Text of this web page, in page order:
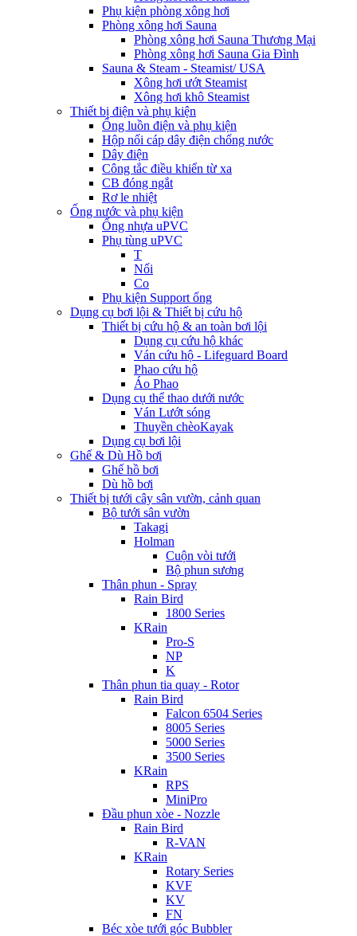
Phụ kiện phòng xông hơi
Phòng xông hơi Sauna
Phòng xông hơi Sauna Thương Mại
Phòng xông hơi Sauna Gia Đình
Sauna & Steam - Steamist/ USA
Xông hơi ướt Steamist
Xông hơi khô Steamist
Thiết bị điện và phụ kiện
Ống luồn điện và phụ kiện
Hộp nối cáp dây điện chống nước
Dây điện
Công tắc điều khiển từ xa
CB đóng ngắt
Rơ le nhiệt
Ống nước và phụ kiện
Ống nhựa uPVC
Phụ tùng uPVC
T
Nối
Co
Phụ kiện Support ống
Dụng cụ bơi lội & Thiết bị cứu hộ
Thiết bị cứu hộ & an toàn bơi lội
Dụng cụ cứu hộ khác
Ván cứu hộ - Lifeguard Board
Phao cứu hộ
Áo Phao
Dụng cụ thể thao dưới nước
Ván Lướt sóng
Thuyền chèoKayak
Dụng cụ bơi lội
Ghế & Dù Hồ bơi
Ghế hồ bơi
Dù hồ bơi
Thiết bị tưới cây sân vườn, cảnh quan
Bộ tưới sân vườn
Takagi
Holman
Cuộn vòi tưới
Bộ phun sương
Thân phun - Spray
Rain Bird
1800 Series
KRain
Pro-S
NP
K
Thân phun tia quay - Rotor
Rain Bird
Falcon 6504 Series
8005 Series
5000 Series
3500 Series
KRain
RPS
MiniPro
Đầu phun xòe - Nozzle
Rain Bird
R-VAN
KRain
Rotary Series
KVF
KV
FN
Béc xòe tưới góc Bubbler